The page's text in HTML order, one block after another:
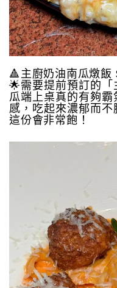
🔺主廚奶油南瓜燉飯
🌟需要提前預訂的
瓜端上桌真的有夠
感，吃起來濃郁而
這份會非常飽！